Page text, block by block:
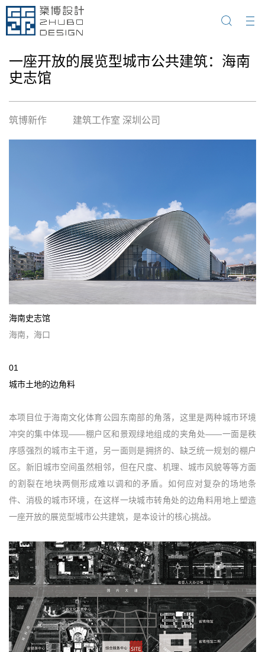
一座开放的展览型城市公共建筑：海南
史志馆
筑博新作 建筑工作室 深圳公司
海南史志馆
海南，海口
01
城市土地的边角料
本项目位于海南文化体育公园东南部的角落，这里是两种城市环境
冲突的集中体现——棚户区和景观绿地组成的夹角处——一面是秩
序感强烈的城市主干道，另一面则是拥挤的、缺乏统一规划的棚户
区。新旧城市空间虽然相邻，但在尺度、机理、城市风貌等等方面
的割裂在地块两侧形成难以调和的矛盾。如何应对复杂的场地条
件、消极的城市环境，在这样一块城市转角处的边角料用地上塑造
一座开放的展览型城市公共建筑，是本设计的核心挑战。